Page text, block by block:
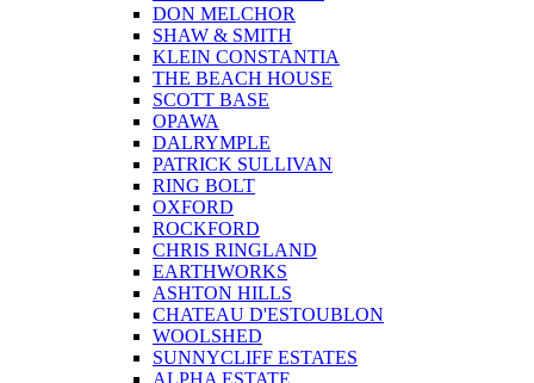
DON MELCHOR
SHAW & SMITH
KLEIN CONSTANTIA
THE BEACH HOUSE
SCOTT BASE
OPAWA
DALRYMPLE
PATRICK SULLIVAN
RING BOLT
OXFORD
ROCKFORD
CHRIS RINGLAND
EARTHWORKS
ASHTON HILLS
CHATEAU D'ESTOUBLON
WOOLSHED
SUNNYCLIFF ESTATES
ALPHA ESTATE